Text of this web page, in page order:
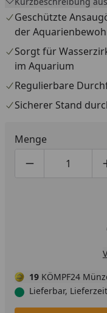
Sie ist speziell für
und damit ideal zur
geeignet. Dank des
läuft die Pumpe im
Durchflussmenge der
stufenlos regeln. Für
Lieferumfang
Geschützte
der
Sorgt für
im Aquarium
Regulierbare
Sicherer Stand
Menge
Produktmenge
19 KÖMPF24
Lieferbar,